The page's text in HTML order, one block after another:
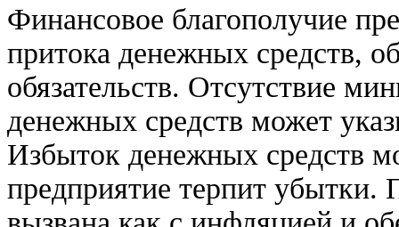
Финансовое благополучие
притока денежных средств,
обязательств. Отсутствие
денежных средств может
Избыток денежных средств
предприятие терпит